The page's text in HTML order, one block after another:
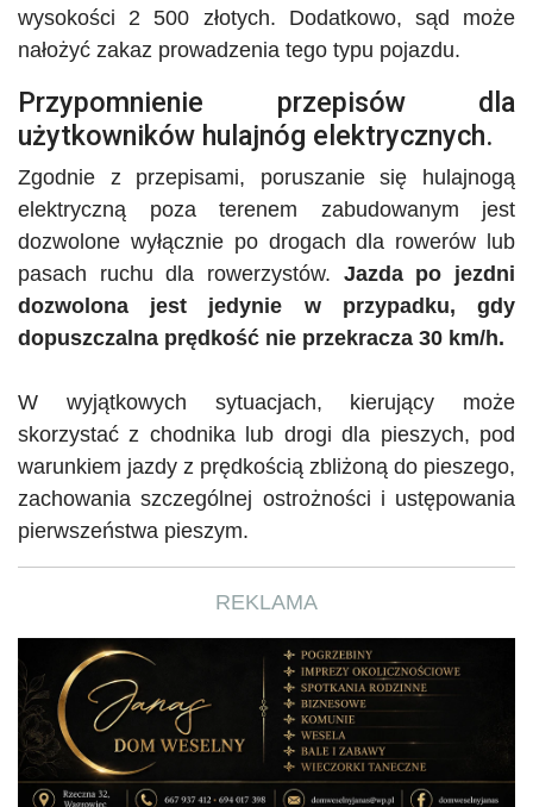
wysokości 2 500 złotych. Dodatkowo, sąd może
nałożyć zakaz prowadzenia tego typu pojazdu.
Przypomnienie przepisów dla
użytkowników hulajnóg elektrycznych.
Zgodnie z przepisami, poruszanie się hulajnogą
elektryczną poza terenem zabudowanym jest
dozwolone wyłącznie po drogach dla rowerów lub
pasach ruchu dla rowerzystów. Jazda po jezdni
dozwolona jest jedynie w przypadku, gdy
dopuszczalna prędkość nie przekracza 30 km/h.
W wyjątkowych sytuacjach, kierujący może
skorzystać z chodnika lub drogi dla pieszych, pod
warunkiem jazdy z prędkością zbliżoną do pieszego,
zachowania szczególnej ostrożności i ustępowania
pierwszeństwa pieszym.
REKLAMA